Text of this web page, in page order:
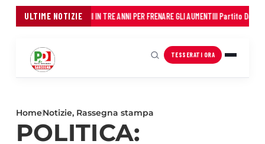
ULTIME NOTIZIE
COMUNI: 45 MILIONI IN TRE ANNI PER FRENARE GLI AUMENTIIl Partito
TESSERATI ORA
HomeNotizie, Rassegna stampa
POLITICA: